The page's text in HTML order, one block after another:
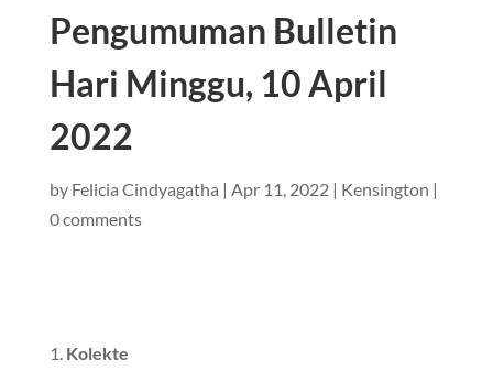
Pengumuman Bulletin
Hari Minggu, 10 April
2022
by Felicia Cindyagatha | Apr 11, 2022| Kensington |
0 comments
Kolekte